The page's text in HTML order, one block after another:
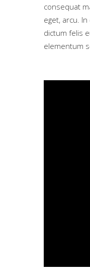
consequat
eget, arcu.
dictum felis
elementum